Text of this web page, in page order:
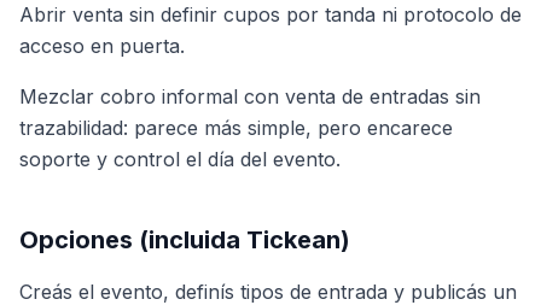
Abrir venta sin definir cupos por tanda ni protocolo de
acceso en puerta.
Mezclar cobro informal con venta de entradas sin
trazabilidad: parece más simple, pero encarece
soporte y control el día del evento.
Opciones (incluida Tickean)
Creás el evento, definís tipos de entrada y publicás un